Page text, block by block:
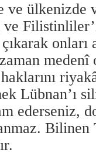
ve ülkenizde
medenî
Lübnan’ı
ederseniz,
Bilinen